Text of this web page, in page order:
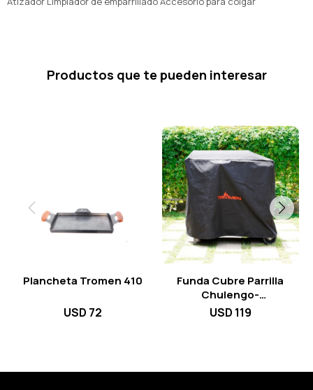
Productos que te pueden interesar
Plancheta Tromen 410
USD 72
Funda Cubre Parrilla
Chulengo-
Chulenguito
USD 119